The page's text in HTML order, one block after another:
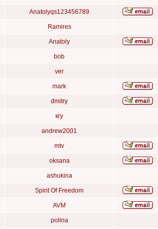
Anatolyqs123456789
Ramires
Anatoly
bob
ver
mark
dmitry
кгу
andrew2001
mtv
oksana
ashukina
Spirit Of Freedom
AVM
polina